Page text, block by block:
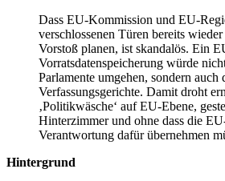
Dass EU-Kommission und EU-
verschlossenen Türen bereits wieder
Vorstoß planen, ist skandalös. Ein
Vorratsdatenspeicherung würde
Parlamente umgehen, sondern auch
Verfassungsgerichte. Damit droht
‚Politikwäsche‘ auf EU-Ebene,
Hinterzimmer und ohne dass die
Verantwortung dafür übernehmen
Hintergrund